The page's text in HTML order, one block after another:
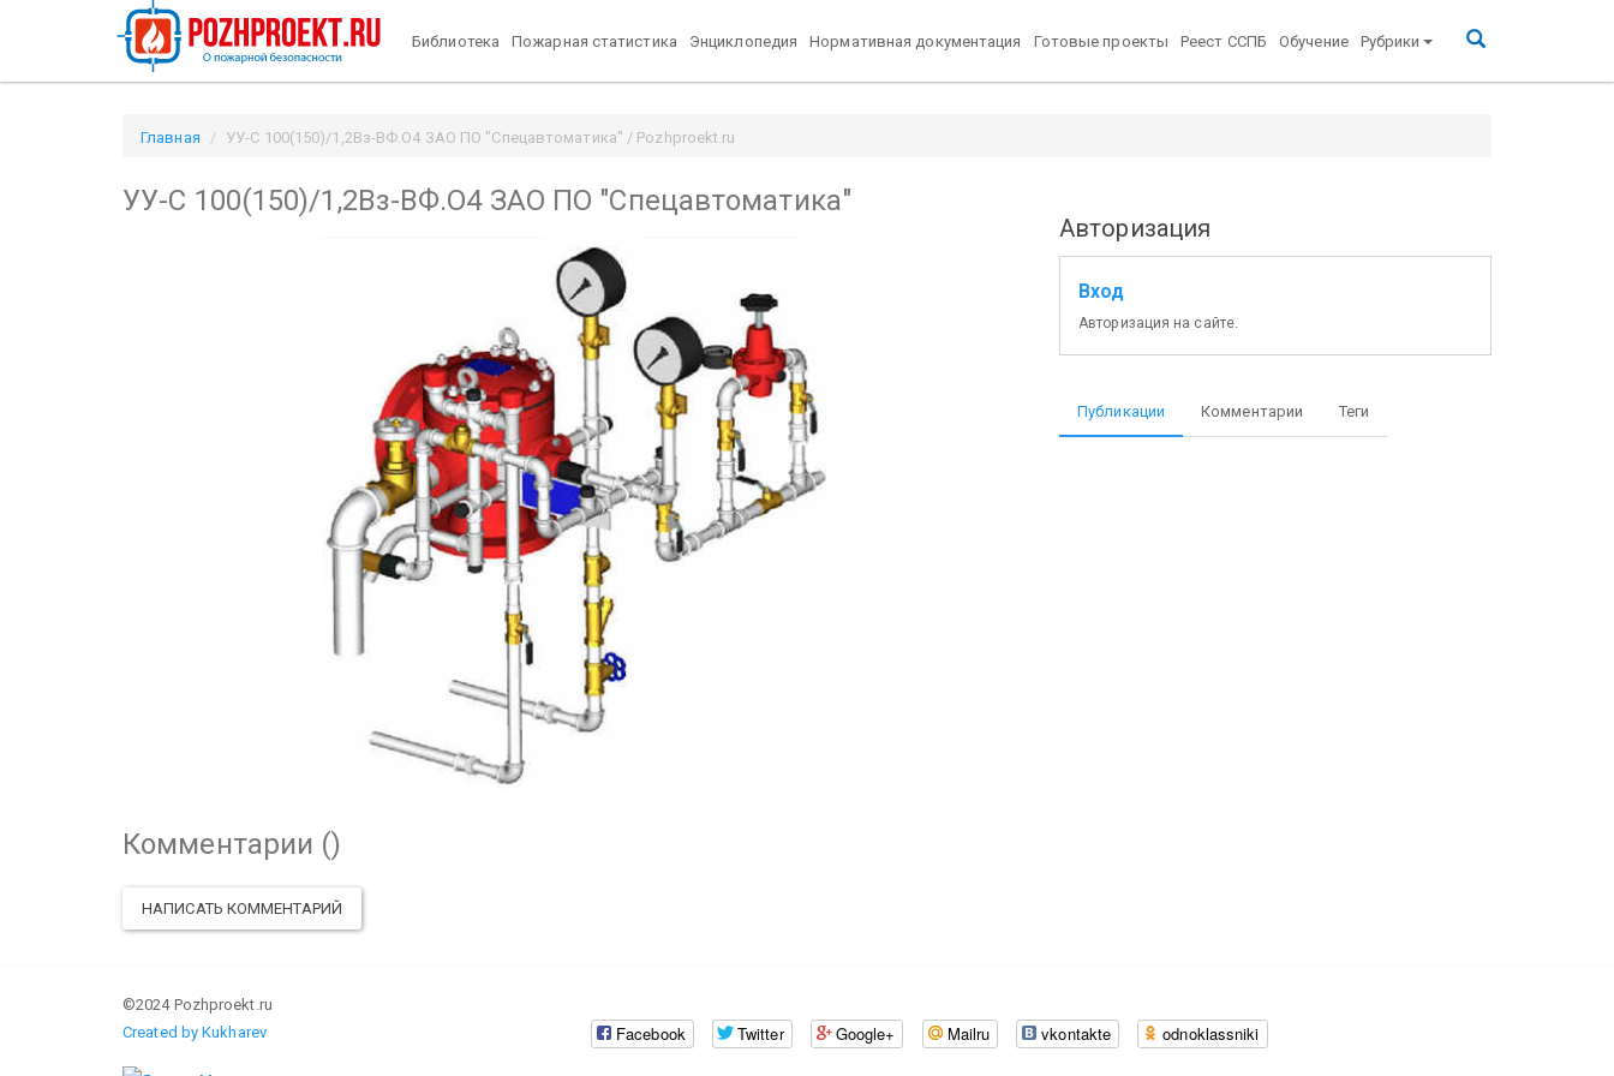
Библиотека Пожарная статистика Энциклопедия Нормативная документация Готовые проекты Реест ССПБ Обучение Рубрики
Главная УУ-С 100(150)/1,2Вз-ВФ.О4 ЗАО ПО "Спецавтоматика" / Pozhproekt.ru
УУ-С 100(150)/1,2Вз-ВФ.О4 ЗАО ПО "Спецавтоматика"
Комментарии ()
НАПИСАТЬ КОММЕНТАРИЙ
Авторизация
Вход
Авторизация на сайте.
Публикации Комментарии Теги
©2024 Pozhproekt.ru
Created by Kukharev
Facebook Twitter Google+ Mailru vkontakte odnoklassniki